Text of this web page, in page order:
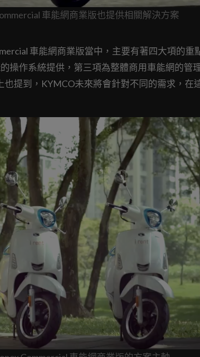
車能網商業版也提供相關解決方案
車能網商業版當中，主要有著四大項的重
操作系統提供，第三項為整體商用車能網的管
提到，KYMCO未來將會針對不同的需求，在